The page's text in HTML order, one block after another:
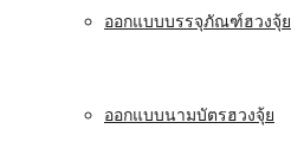
ออกแบบบรรจุภัณฑ์ฮวงจุ้ย
ออกแบบนามบัตรฮวงจุ้ย